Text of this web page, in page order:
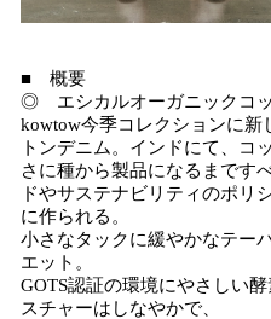
■ 概要
◎ エシカルオーガニックコ
kowtow今季コレクションに新
トンデニム。インドにて、コ
さに種から製品になるまです
ドやサステナビリティのポリ
に作られる。
小さなタックに緩やかなテー
エット。
GOTS認証の環境にやさしい
スチャーはしなやかで、